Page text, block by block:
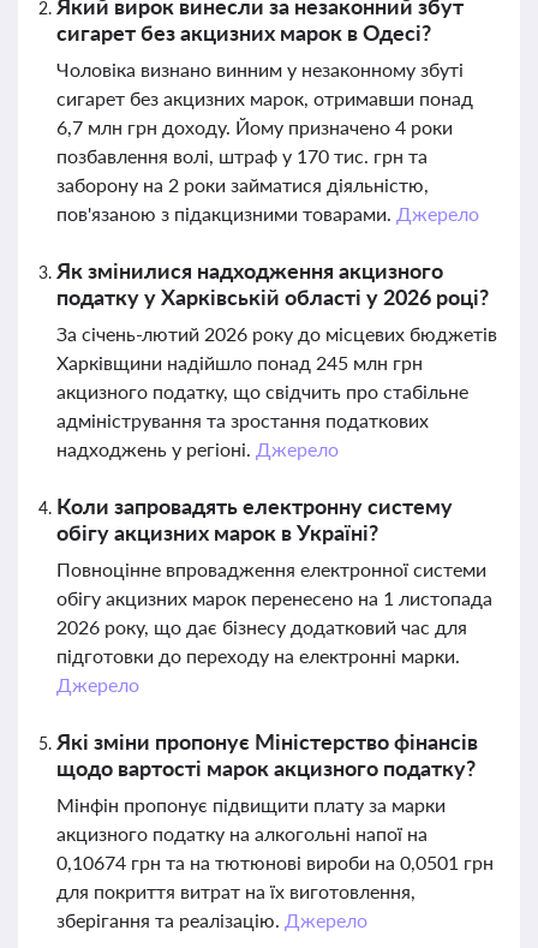
Який вирок винесли за незаконний збут
сигарет без акцизних марок в Одесі?
Чоловіка визнано винним у незаконному збуті
сигарет без акцизних марок, отримавши понад
6,7 млн грн доходу. Йому призначено 4 роки
позбавлення волі, штраф у 170 тис. грн та
заборону на 2 роки займатися діяльністю,
пов'язаною з підакцизними товарами. Джерело
Як змінилися надходження акцизного
податку у Харківській області у 2026 році?
За січень-лютий 2026 року до місцевих бюджетів
Харківщини надійшло понад 245 млн грн
акцизного податку, що свідчить про стабільне
адміністрування та зростання податкових
надходжень у регіоні. Джерело
Коли запровадять електронну систему
обігу акцизних марок в Україні?
Повноцінне впровадження електронної системи
обігу акцизних марок перенесено на 1 листопада
2026 року, що дає бізнесу додатковий час для
підготовки до переходу на електронні марки.
Джерело
Які зміни пропонує Міністерство фінансів
щодо вартості марок акцизного податку?
Мінфін пропонує підвищити плату за марки
акцизного податку на алкогольні напої на
0,10674 грн та на тютюнові вироби на 0,0501 грн
для покриття витрат на їх виготовлення,
зберігання та реалізацію. Джерело